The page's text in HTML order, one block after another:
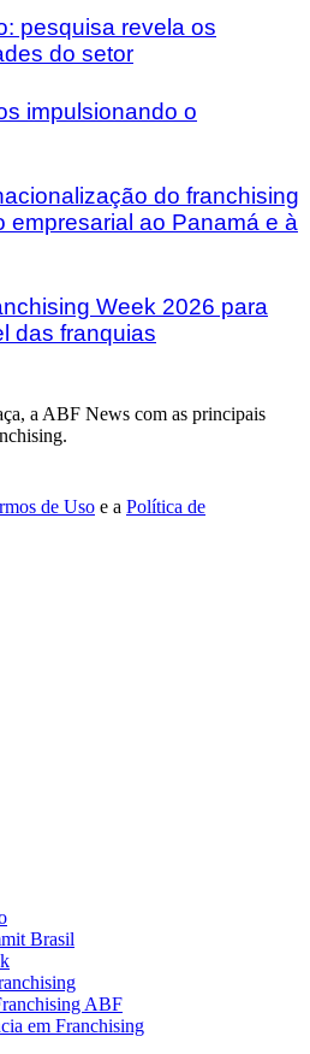
pesquisa revela os
do setor
impulsionando o
do franchising
empresarial ao Panamá e à
Week 2026 para
das franquias
a ABF News com as principais
de Uso e a Política de
Brasil
ABF
em Franchising